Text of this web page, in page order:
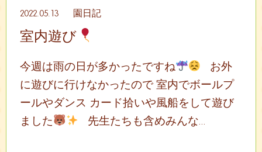
2022.05.13 園日記
室内遊び
今週は雨の日が多かったですね
お外
に遊びに行けなかったので 室内でボールプ
ールやダンス カード拾いや風船をして遊び
ました
先生たちも含めみんな...